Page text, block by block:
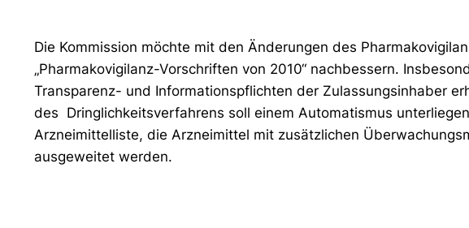
Die Kommission möchte mit den Änderungen des
„Pharmakovigilanz-Vorschriften von 2010“ nachbessern.
Transparenz- und Informationspflichten der Zulassungsinhaber
des Dringlichkeitsverfahrens soll einem Automatismus
Arzneimittelliste, die Arzneimittel mit zusätzlichen
ausgeweitet werden.